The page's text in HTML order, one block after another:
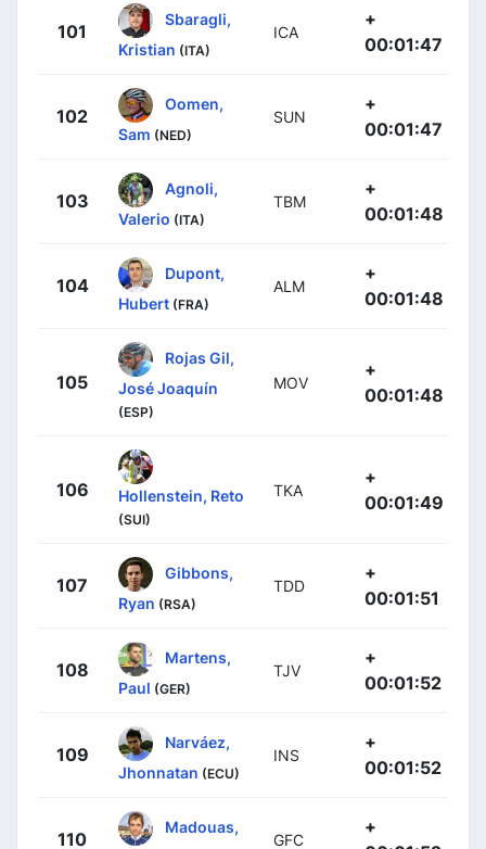
101
Sbaragli,
Kristian (ITA)
ICA
+
00:01:47
102
Oomen,
Sam (NED)
SUN
+
00:01:47
103
Agnoli,
Valerio (ITA)
TBM
+
00:01:48
104
Dupont,
Hubert (FRA)
ALM
+
00:01:48
105
Rojas Gil,
José Joaquín
(ESP)
MOV
+
00:01:48
106 Hollenstein, Reto
(SUI)
TKA
+
00:01:49
107
Gibbons,
Ryan (RSA)
TDD
+
00:01:51
108
Martens,
Paul (GER)
TJV
+
00:01:52
109
Narváez,
Jhonnatan (ECU)
INS
+
00:01:52
110
Madouas,
GFC
+